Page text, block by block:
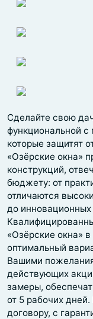
Сделайте свою
функциональной
которые защитят
«Озёрские окна»
конструкций,
бюджету: от
отличаются
до
«Озёрские окна»
оптимальный
Вашими
действующих
замеры,
от 5 рабочих
договору, с